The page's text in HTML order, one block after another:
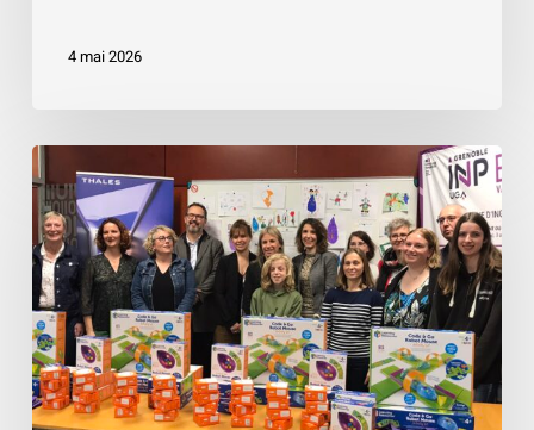
4 mai 2026
«
Robot4Kids
»
–
Grenoble
INP
–
Esisar